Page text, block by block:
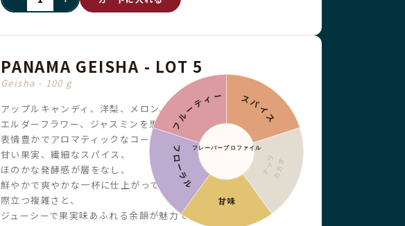
スパイス
ナッツカカオ
甘味
フローラル
フルーティー
フレーバープロファイル
PANAMA GEISHA - LOT 5
Geisha - 100 g
アップルキャンディ、洋梨、メロン、
エルダーフラワー、ジャスミンを思わせる、
表情豊かでアロマティックなコーヒー。
甘い果実、繊細なスパイス、
ほのかな発酵感が層をなし、
鮮やかで爽やかな一杯に仕上がっています。
際立つ複雑さと、
ジューシーで果実味あふれる余韻が魅力です。